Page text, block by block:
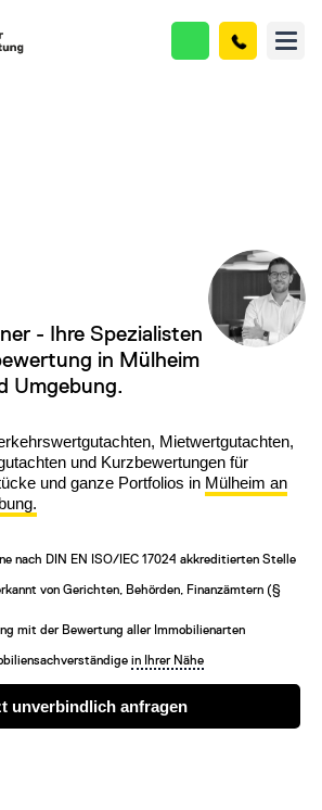
- Ihre Spezialisten
in Mülheim
Umgebung.
Mietwertgutachten,
und Kurzbewertungen für
und ganze Portfolios in Mülheim an
nach DIN EN ISO/IEC 17024 akkreditierten Stelle
von Gerichten, Behörden, Finanzämtern (§
mit der Bewertung aller Immobilienarten
in Ihrer Nähe
unverbindlich anfragen